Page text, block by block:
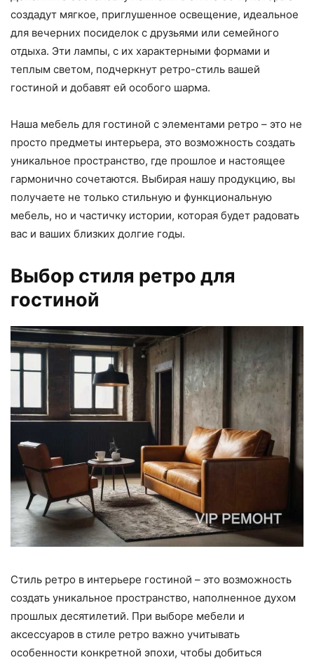
создадут мягкое, приглушенное освещение, идеальное
для вечерних посиделок с друзьями или семейного
отдыха. Эти лампы, с их характерными формами и
теплым светом, подчеркнут ретро-стиль вашей
гостиной и добавят ей особого шарма.
Наша мебель для гостиной с элементами ретро – это не
просто предметы интерьера, это возможность создать
уникальное пространство, где прошлое и настоящее
гармонично сочетаются. Выбирая нашу продукцию, вы
получаете не только стильную и функциональную
мебель, но и частичку истории, которая будет радовать
вас и ваших близких долгие годы.
Выбор стиля ретро для
гостиной
Стиль ретро в интерьере гостиной – это возможность
создать уникальное пространство, наполненное духом
прошлых десятилетий. При выборе мебели и
аксессуаров в стиле ретро важно учитывать
особенности конкретной эпохи, чтобы добиться